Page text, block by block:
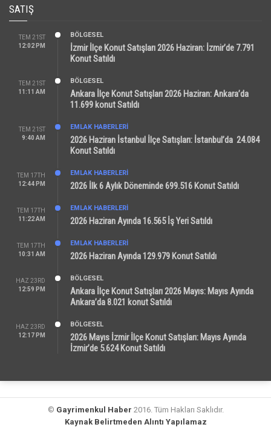
SATIŞ
TEM 21ST
12:02 PM
BÖLGESEL
İzmir İlçe Konut Satışları 2026 Haziran: İzmir’de 7.791
Konut Satıldı
TEM 21ST
11:11 AM
BÖLGESEL
Ankara İlçe Konut Satışları 2026 Haziran: Ankara’da
11.699 konut Satıldı
TEM 21ST
9:40 AM
EMLAK HABERLERI
2026 Haziran İstanbul İlçe Satışları: İstanbul’da 24.084
Konut Satıldı
TEM 17TH
12:44 PM
EMLAK HABERLERI
2026 İlk 6 Aylık Döneminde 699.516 Konut Satıldı
TEM 17TH
11:22 AM
EMLAK HABERLERI
2026 Haziran Ayında 16.565 İş Yeri Satıldı
TEM 17TH
10:31 AM
EMLAK HABERLERI
2026 Haziran Ayında 129.979 Konut Satıldı
HAZ 23RD
12:59 PM
BÖLGESEL
Ankara İlçe Konut Satışları 2026 Mayıs: Mayıs Ayında
Ankara’da 8.021 konut Satıldı
HAZ 23RD
12:17 PM
BÖLGESEL
2026 Mayıs İzmir İlçe Konut Satışları: Mayıs Ayında
İzmir’de 5.624 Konut Satıldı
© Gayrimenkul Haber 2016. Tüm Hakları Saklıdır.
Kaynak Belirtmeden Alıntı Yapılamaz